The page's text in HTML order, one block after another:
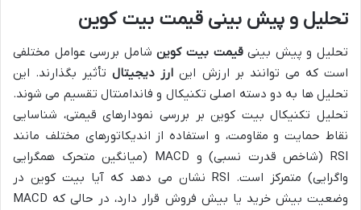
تحلیل و پیش بینی قیمت بیت کوین
تحلیل و پیش بینیقیمت بیت کوینشامل بررسی عوامل مختلفی
است که می توانند بر ارزش این ارز دیجیتالتأثیر بگذارند. این
تحلیل ها به دو دسته اصلی تکنیکال و فاندامنتال تقسیم می شوند.
تحلیل تکنیکال بیت کوین بر بررسی نمودارهای قیمتی، شناسایی
نقاط حمایت و مقاومت، و استفاده از اندیکاتورهای مختلف مانند
RSI (شاخص قدرت نسبی) و MACD (میانگین متحرک همگرایی
واگرایی) متمرکز است. RSI نشان می دهد که آیا بیت کوین در
وضعیت بیش خرید یا بیش فروش قرار دارد، در حالی که MACD